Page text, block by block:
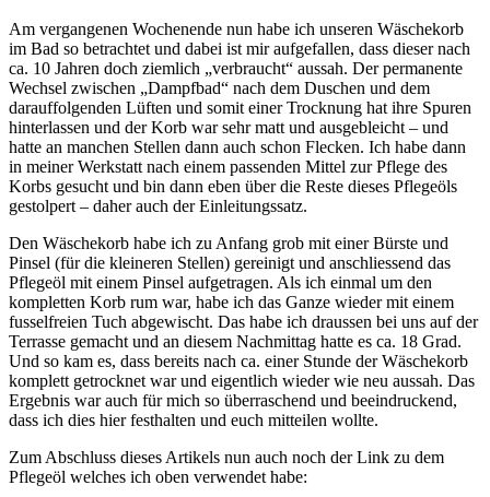
Am vergangenen Wochenende nun habe ich unseren Wäschekorb
im Bad so betrachtet und dabei ist mir aufgefallen, dass dieser nach
ca. 10 Jahren doch ziemlich „verbraucht“ aussah. Der permanente
Wechsel zwischen „Dampfbad“ nach dem Duschen und dem
darauffolgenden Lüften und somit einer Trocknung hat ihre Spuren
hinterlassen und der Korb war sehr matt und ausgebleicht – und
hatte an manchen Stellen dann auch schon Flecken. Ich habe dann
in meiner Werkstatt nach einem passenden Mittel zur Pflege des
Korbs gesucht und bin dann eben über die Reste dieses Pflegeöls
gestolpert – daher auch der Einleitungssatz.
Den Wäschekorb habe ich zu Anfang grob mit einer Bürste und
Pinsel (für die kleineren Stellen) gereinigt und anschliessend das
Pflegeöl mit einem Pinsel aufgetragen. Als ich einmal um den
kompletten Korb rum war, habe ich das Ganze wieder mit einem
fusselfreien Tuch abgewischt. Das habe ich draussen bei uns auf der
Terrasse gemacht und an diesem Nachmittag hatte es ca. 18 Grad.
Und so kam es, dass bereits nach ca. einer Stunde der Wäschekorb
komplett getrocknet war und eigentlich wieder wie neu aussah. Das
Ergebnis war auch für mich so überraschend und beeindruckend,
dass ich dies hier festhalten und euch mitteilen wollte.
Zum Abschluss dieses Artikels nun auch noch der Link zu dem
Pflegeöl welches ich oben verwendet habe: